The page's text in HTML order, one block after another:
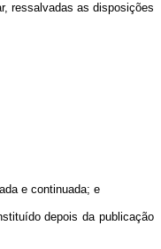
ressalvadas as disposições
e continuada; e
depois da publicação